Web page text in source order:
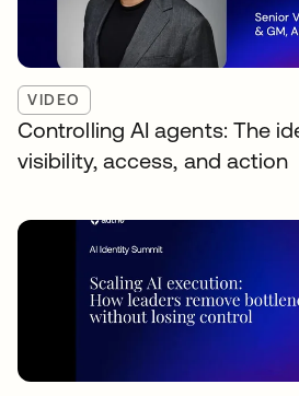
VIDEO
Controlling AI agents: The
visibility, access, and action